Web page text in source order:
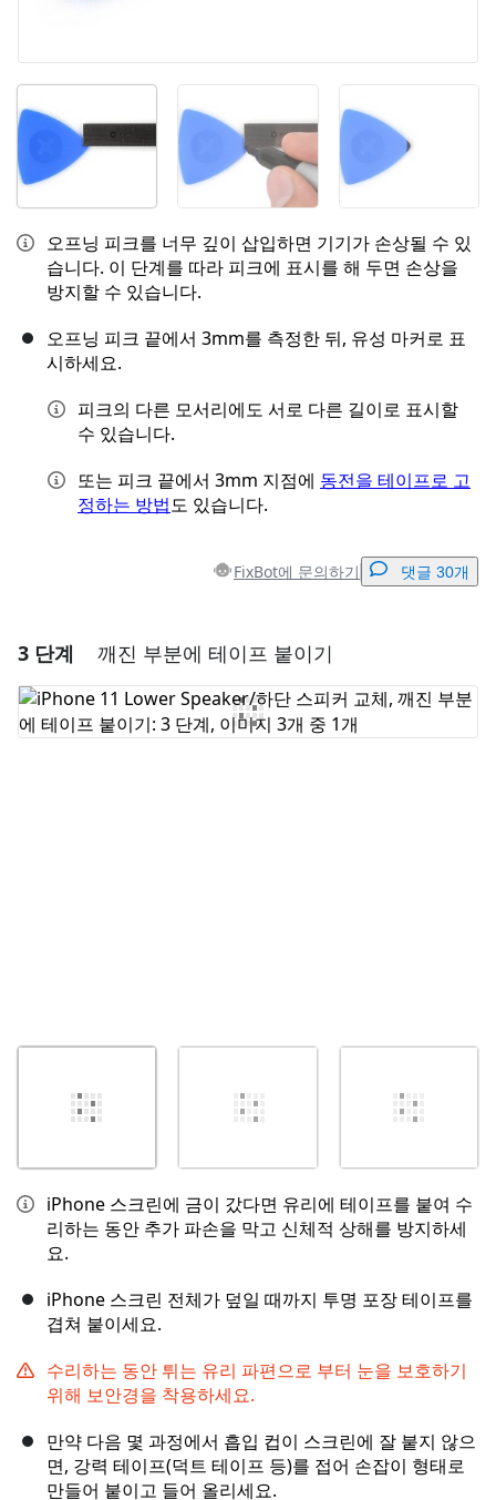
오프닝 피크를 너무 깊이 삽입하면 기기가 손상될 수 있
습니다. 이 단계를 따라 피크에 표시를 해 두면 손상을
방지할 수 있습니다.
오프닝 피크 끝에서 3mm를 측정한 뒤, 유성 마커로 표
시하세요.
피크의 다른 모서리에도 서로 다른 길이로 표시할
수 있습니다.
또는 피크 끝에서 3mm 지점에 동전을 테이프로 고
정하는 방법도 있습니다.
FixBot에 문의하기 댓글 30개
댓글 달기
댓글 쓰기
3 단계 깨진 부분에 테이프 붙이기
iPhone 스크린에 금이 갔다면 유리에 테이프를 붙여 수
리하는 동안 추가 파손을 막고 신체적 상해를 방지하세
요.
iPhone 스크린 전체가 덮일 때까지 투명 포장 테이프를
겹쳐 붙이세요.
수리하는 동안 튀는 유리 파편으로 부터 눈을 보호하기
위해 보안경을 착용하세요.
만약 다음 몇 과정에서 흡입 컵이 스크린에 잘 붙지 않으
면, 강력 테이프(덕트 테이프 등)를 접어 손잡이 형태로
만들어 붙이고 들어 올리세요.